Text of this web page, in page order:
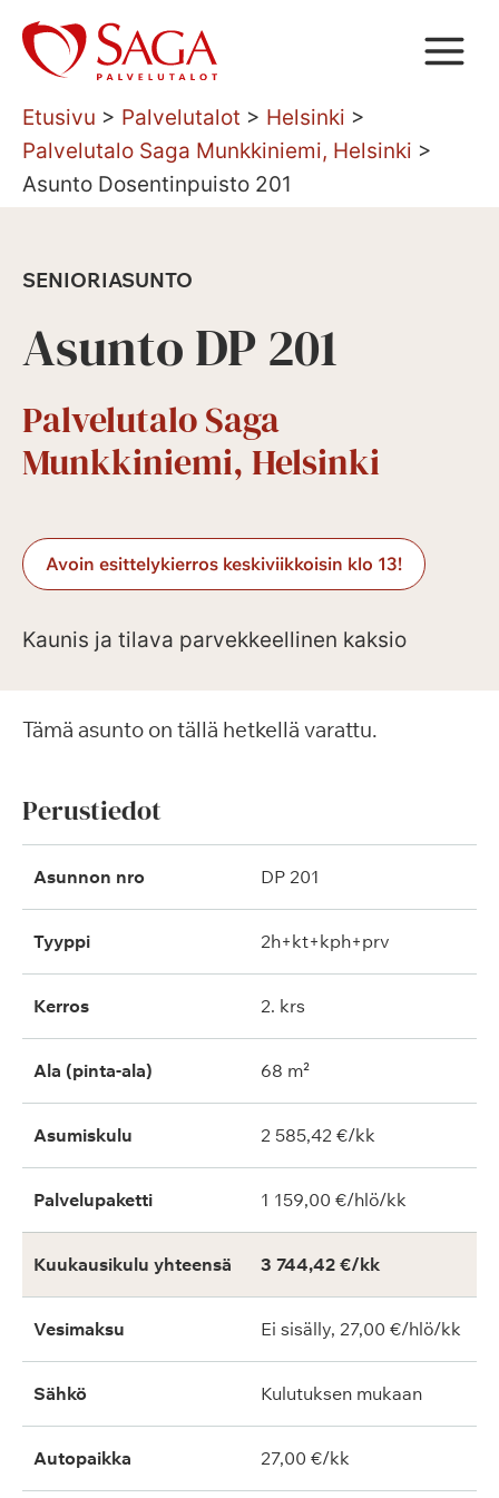
Siirry
sisältöön
Etusivu > Palvelutalot > Helsinki >
Palvelutalo Saga Munkkiniemi, Helsinki >
Asunto Dosentinpuisto 201
SENIORIASUNTO
Asunto DP 201
Palvelutalo Saga
Munkkiniemi, Helsinki
Avoin esittelykierros keskiviikkoisin klo 13!
Kaunis ja tilava parvekkeellinen kaksio
Tämä asunto on tällä hetkellä varattu.
Perustiedot
Asunnon nro DP 201
Tyyppi 2h+kt+kph+prv
Kerros 2. krs
Ala (pinta-ala) 68 m²
Asumiskulu 2 585,42 €/kk
Palvelupaketti 1 159,00 €/hlö/kk
Kuukausikulu yhteensä 3 744,42 €/kk
Vesimaksu Ei sisälly, 27,00 €/hlö/kk
Sähkö Kulutuksen mukaan
Autopaikka 27,00 €/kk